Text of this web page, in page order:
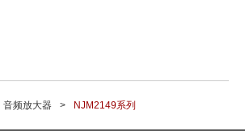
音频放大器 NJM2149系列